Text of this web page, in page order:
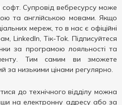
софт. Супровід вебресурсу може
та англійською мовами. Якщо
мереж, то в нас є офіційні
LinkedIn, Тік-Tok. Підписуйтеся
за програмою лояльності та
Тим самим ви зможете
за низькими цінами регулярно.
до технічного відділу можна
на електронну адресу або за